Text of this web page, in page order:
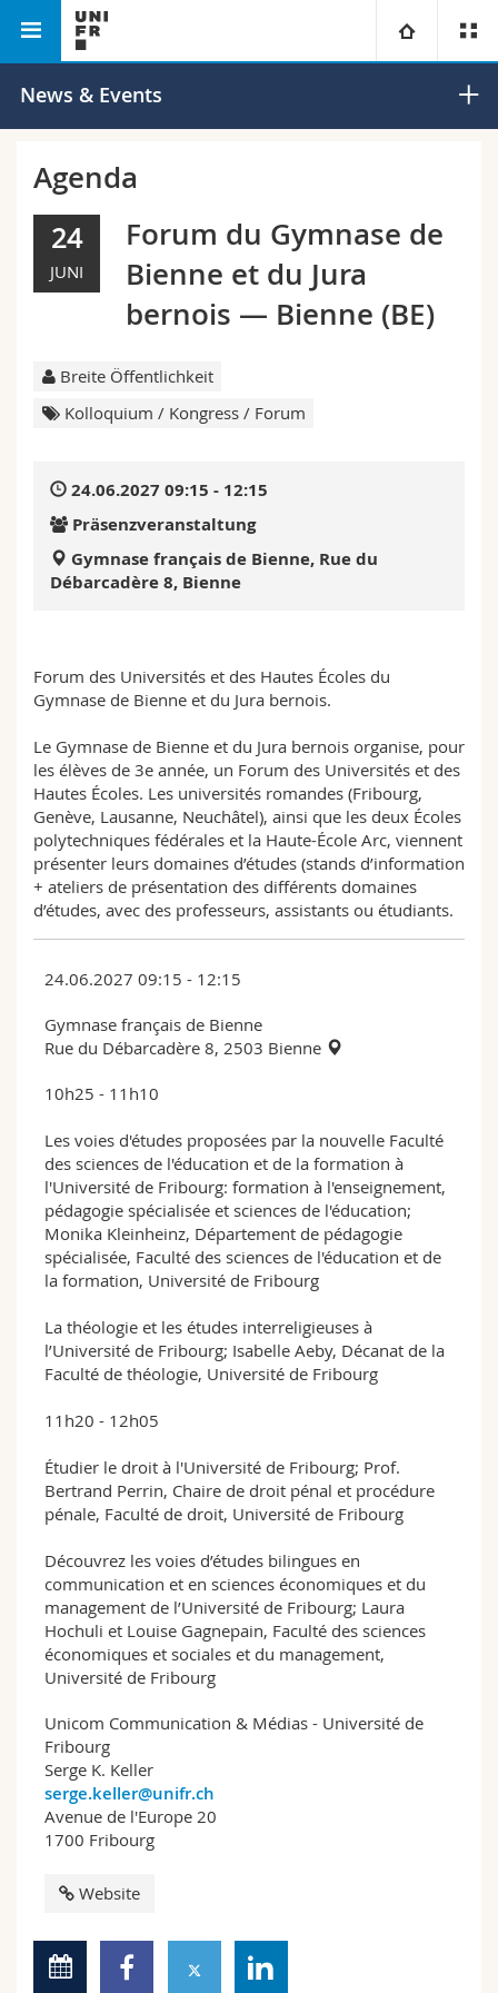
Universität
Campus
Forschung
Theologische Fak.
Rechtswissenschaftliche Fak.
Wirtschafts- und Sozialwissenschaftliche Fak.
Math.-Nat. und Med. Fak.
Interfakultär
Informationen für
Studieninteressierte
Mitarbeitende
Doktorierende
Ressourcen
Webmail
Vorlesungsverzeichnis
Philosophische
Institut für die Erforschung der
News & Events
Agenda
24
JUNI
Forum du Gymnase de
Bienne et du Jura
bernois — Bienne (BE)
Breite Öffentlichkeit
Kolloquium / Kongress / Forum
24.06.2027 09:15 - 12:15
Präsenzveranstaltung
Gymnase français de Bienne, Rue du
Débarcadère 8, Bienne
Forum des Universités et des Hautes Écoles du
Gymnase de Bienne et du Jura bernois.
Le Gymnase de Bienne et du Jura bernois organise, pour
les élèves de 3e année, un Forum des Universités et des
Hautes Écoles. Les universités romandes (Fribourg,
Genève, Lausanne, Neuchâtel), ainsi que les deux Écoles
polytechniques fédérales et la Haute-École Arc, viennent
présenter leurs domaines d’études (stands d’information
+ ateliers de présentation des différents domaines
d’études, avec des professeurs, assistants ou étudiants.
24.06.2027 09:15 - 12:15
Gymnase français de Bienne
Rue du Débarcadère 8, 2503 Bienne
10h25 - 11h10
Les voies d'études proposées par la nouvelle Faculté
des sciences de l'éducation et de la formation à
l'Université de Fribourg: formation à l'enseignement,
pédagogie spécialisée et sciences de l'éducation;
Monika Kleinheinz, Département de pédagogie
spécialisée, Faculté des sciences de l'éducation et de
la formation, Université de Fribourg
La théologie et les études interreligieuses à
l’Université de Fribourg; Isabelle Aeby, Décanat de la
Faculté de théologie, Université de Fribourg
11h20 - 12h05
Étudier le droit à l'Université de Fribourg; Prof.
Bertrand Perrin, Chaire de droit pénal et procédure
pénale, Faculté de droit, Université de Fribourg
Découvrez les voies d’études bilingues en
communication et en sciences économiques et du
management de l’Université de Fribourg; Laura
Hochuli et Louise Gagnepain, Faculté des sciences
économiques et sociales et du management,
Université de Fribourg
Unicom Communication & Médias - Université de
Fribourg
Serge K. Keller
serge.keller@unifr.ch
Avenue de l'Europe 20
1700 Fribourg
Website